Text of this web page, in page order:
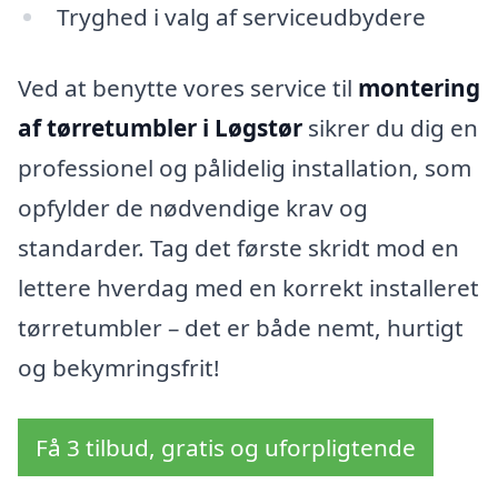
Tryghed i valg af serviceudbydere
Ved at benytte vores service til montering
af tørretumbler i Løgstør sikrer du dig en
professionel og pålidelig installation, som
opfylder de nødvendige krav og
standarder. Tag det første skridt mod en
lettere hverdag med en korrekt installeret
tørretumbler – det er både nemt, hurtigt
og bekymringsfrit!
Få 3 tilbud, gratis og uforpligtende